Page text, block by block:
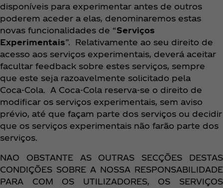
disponíveis para experimentar antes de outros
poderem aceder a elas, denominaremos estas
novas funcionalidades de “Serviços
Experimentais”. Relativamente ao seu direito de
acesso aos serviços experimentais, deverá aceitar
facultar feedback sobre estes serviços, sempre
que este seja razoavelmente solicitado pela
Coca‑Cola. A Coca‑Cola reserva-se o direito de
modificar os serviços experimentais, sem aviso
prévio, até que façam parte dos serviços ou decidir
que os serviços experimentais não farão parte dos
serviços.
NAO OBSTANTE AS OUTRAS SECÇÕES DESTAS
CONDIÇÕES SOBRE A NOSSA RESPONSABILIDADE
PARA COM OS UTILIZADORES, OS SERVIÇOS